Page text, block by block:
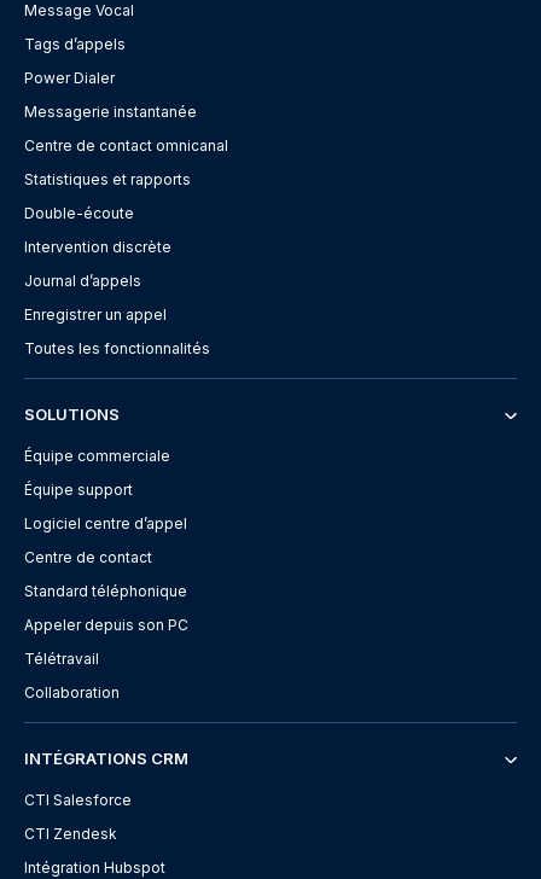
Message Vocal
Tags d’appels
Power Dialer
Messagerie instantanée
Centre de contact omnicanal
Statistiques et rapports
Double-écoute
Intervention discrète
Journal d’appels
Enregistrer un appel
Toutes les fonctionnalités
SOLUTIONS
Équipe commerciale
Équipe support
Logiciel centre d’appel
Centre de contact
Standard téléphonique
Appeler depuis son PC
Télétravail
Collaboration
INTÉGRATIONS CRM
CTI Salesforce
CTI Zendesk
Intégration Hubspot